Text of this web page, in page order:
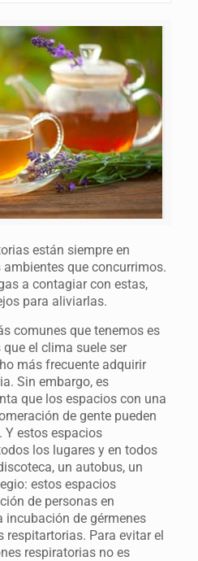
están siempre en
que concurrimos.
a contagiar con estas,
para aliviarlas.
comunes que tenemos es
el clima suele ser
más frecuente adquirir
Sin embargo, es
que los espacios con una
de gente pueden
Y estos espacios
los lugares y en todos
un autobus, un
estos espacios
de personas en
incubación de gérmenes
respitartorias. Para evitar el
respiratorias no es